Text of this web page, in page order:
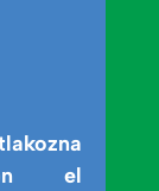
el